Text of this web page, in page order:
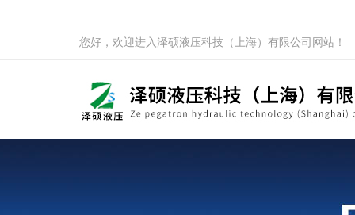
您好，欢迎进入泽硕液压科技（上海）有限公司网站！